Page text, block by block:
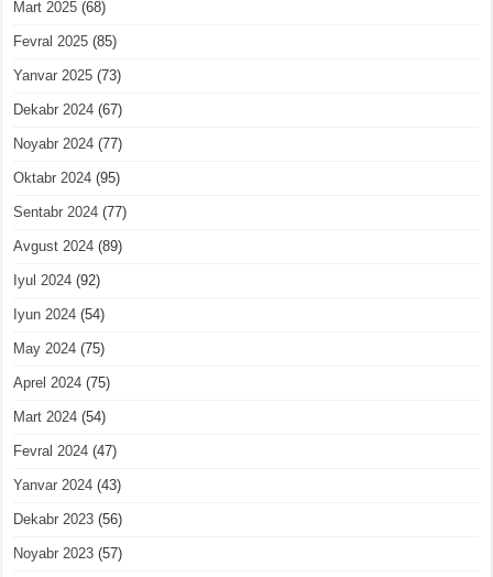
Mart 2025 (68)
Fevral 2025 (85)
Yanvar 2025 (73)
Dekabr 2024 (67)
Noyabr 2024 (77)
Oktabr 2024 (95)
Sentabr 2024 (77)
Avgust 2024 (89)
Iyul 2024 (92)
Iyun 2024 (54)
May 2024 (75)
Aprel 2024 (75)
Mart 2024 (54)
Fevral 2024 (47)
Yanvar 2024 (43)
Dekabr 2023 (56)
Noyabr 2023 (57)